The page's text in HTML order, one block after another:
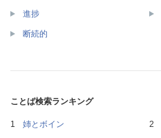
進捗
断続的
ことば検索ランキング
姉とボイン